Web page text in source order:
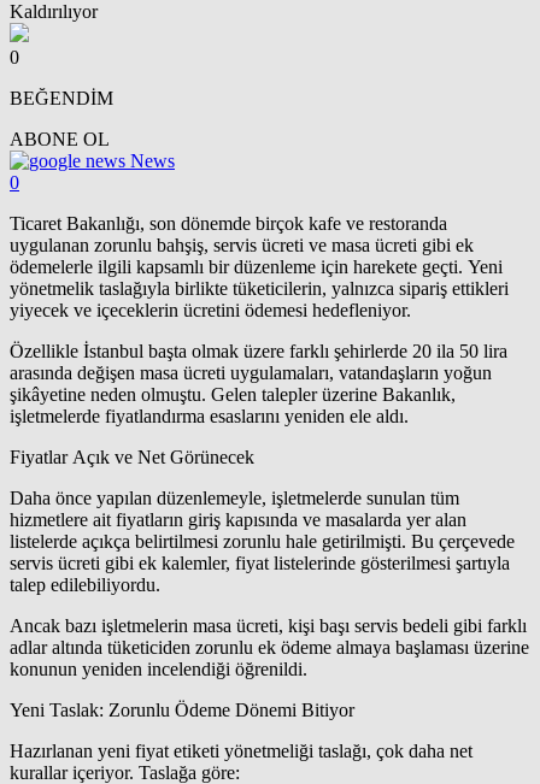
0
BEĞENDİM
ABONE OL
News
0
Ticaret Bakanlığı, son dönemde birçok kafe ve restoranda
uygulanan zorunlu bahşiş, servis ücreti ve masa ücreti gibi ek
ödemelerle ilgili kapsamlı bir düzenleme için harekete geçti. Yeni
yönetmelik taslağıyla birlikte tüketicilerin, yalnızca sipariş ettikleri
yiyecek ve içeceklerin ücretini ödemesi hedefleniyor.
Özellikle İstanbul başta olmak üzere farklı şehirlerde 20 ila 50 lira
arasında değişen masa ücreti uygulamaları, vatandaşların yoğun
şikâyetine neden olmuştu. Gelen talepler üzerine Bakanlık,
işletmelerde fiyatlandırma esaslarını yeniden ele aldı.
Fiyatlar Açık ve Net Görünecek
Daha önce yapılan düzenlemeyle, işletmelerde sunulan tüm
hizmetlere ait fiyatların giriş kapısında ve masalarda yer alan
listelerde açıkça belirtilmesi zorunlu hale getirilmişti. Bu çerçevede
servis ücreti gibi ek kalemler, fiyat listelerinde gösterilmesi şartıyla
talep edilebiliyordu.
Ancak bazı işletmelerin masa ücreti, kişi başı servis bedeli gibi farklı
adlar altında tüketiciden zorunlu ek ödeme almaya başlaması üzerine
konunun yeniden incelendiği öğrenildi.
Yeni Taslak: Zorunlu Ödeme Dönemi Bitiyor
Hazırlanan yeni fiyat etiketi yönetmeliği taslağı, çok daha net
kurallar içeriyor. Taslağa göre: